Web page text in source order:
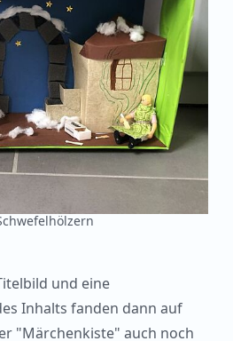
und eine
Inhalts fanden dann auf
"Märchenkiste" auch noch